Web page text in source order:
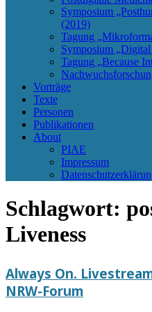
Symposium
(2019)
Tagung
Symposium
Tagung „Because
Vorträge
Texte
Personen
Publikationen
About
PIAE
Impressum
Schlagwort:
Liveness
Always On.
NRW-Forum